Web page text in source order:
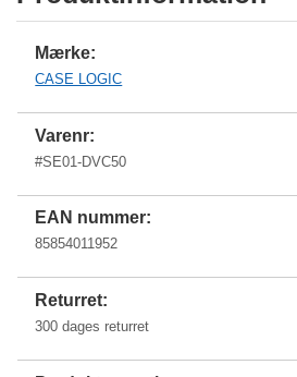
Mærke:
CASE LOGIC
Varenr:
#SE01-DVC50
EAN nummer:
85854011952
Returret:
300 dages returret